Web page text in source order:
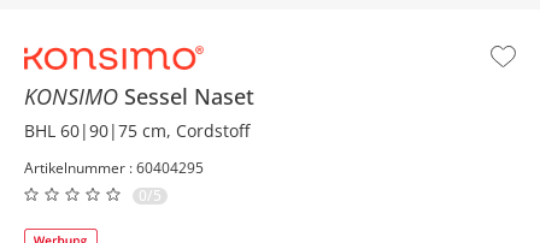
KONSIMO Sessel Naset
BHL 60|90|75 cm, Cordstoff
Artikelnummer : 60404295
0/5